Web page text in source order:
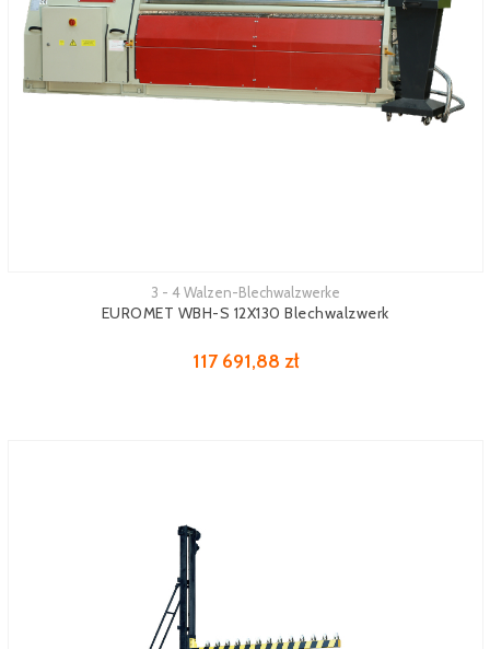
3 - 4 Walzen-Blechwalzwerke
EUROMET WBH-S 12X130 Blechwalzwerk
117 691,88 zł